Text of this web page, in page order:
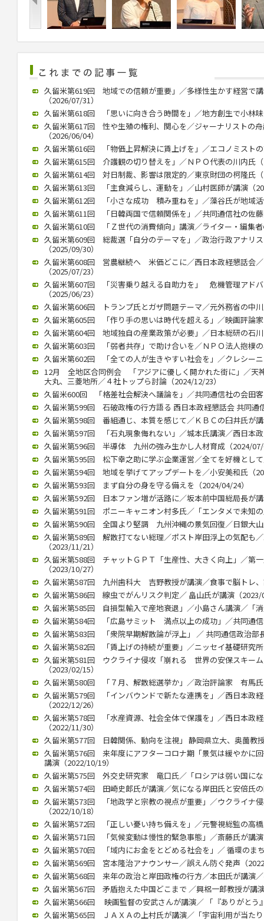
久留米第619回 地域での信頼が重要」／多様性生かす経営で
（2026/07/31）
久留米第618回 「思いに向き合う時間を」／地方創生で小林
久留米第617回 性や生殖の権利、関心を／ジャーナリストの
（2026/06/04）
久留米第616回 「物価上昇解決に賃上げを」／エコノミスト
久留米第615回 介護観の切り替えを」／ＮＰＯ代表の川内氏
久留米第614回 対日制裁、影響は限定的／東京財団の柯隆氏
久留米第613回 「主食減らし、運動を」／山村医師が講演（
久留米第612回 「小さな成功 積み重ねを」／藻谷氏が地域
久留米第611回 「日韓両国で信頼関係を」／共同通信社の佐
久留米第610回 「Ｚ世代の消費傾向」講演／ライター・編集
久留米第609回 総裁選「自分のテーマを」／政治行政アナリ
（2025/09/30）
久留米第608回 営農継続へ 米価どこに／西日本政経懇話会／
（2025/07/23）
久留米第607回 「災害乗り越える自助力を」 危機管理アド
（2025/06/23）
久留米第606回 トランプ氏とガザ問題テーマ／元外務省の中
久留米第605回 「作り手の思いは時代を超える」／映画評論
久留米第604回 地域独自の産業政策が必要」／日本総研の石
久留米第603回 「弱者共存」で助け合いを／ＮＰＯ法人抱樸
久留米第602回 「全ての人が生きやすい社会を」／クレシー
12月 全地区合同例会 「アジアに優しく開かれた街に」／天
大丸、三菱地所／４社トップら討論（2024/12/23）
久留米600回 「格差社会解決へ議論を」／共同通信社の会田
久留米第599回 石破政権の行方語る 西日本政経懇話会 共同通
久留米第598回 番組通じ、本質を感じて／ＫＢＣの臼井氏が
久留米第597回 「石丸現象侮れない」／城本氏講演／西日本
久留米第596回 半導体 九州の強み生かし人材育成（2024/
久留米第595回 松下幸之助に学ぶ企業運営／全てを好機とし
久留米第594回 地域を挙げてアップデートを／小安美和氏（
久留米第593回 まず自分の身を守る備えを（2024/04/24）
久留米第592回 日本ファン増が活路に／坂本前中国総局長が
久留米第591回 ポニーキャニオン村多氏／「エンタメで未知
久留米第590回 全国より堅調 九州沖縄の景気回復／日銀大
久留米第589回 解散打てない総理／ポスト岸田浮上の気配も
（2023/11/21）
久留米第588回 チャットＧＰＴ「生産性、大きく向上」／第
（2023/10/27）
久留米第587回 九州歯科大 吉野教授が講演／食事で脳トレ
久留米第586回 線虫でがんリスク判定／ 畠山氏が講演（2023/
久留米第585回 自損型輸入で産地衰退」／小島さん講演／「
久留米第584回 「広島サミット 満点以上の成功」／共同通
久留米第583回 「衆院早期解散論が浮上」 ／ 共同通信政治部
久留米第582回 「賃上げの持続が重要」／ニッセイ基礎研究
久留米第581回 ウクライナ侵攻「崩れる 世界の安保スキー
（2023/02/15）
久留米第580回 「７月、解散総選挙か」／政治評論家 有馬
久留米第579回 「インバウンドで新たな連携を」／西日本政
（2022/12/26）
久留米第578回 「水産資源、社会全体で保護を」／西日本政
（2022/11/30）
久留米第577回 日韓関係、動向を注視」 静岡県立大、奥薗教
久留米第576回 来年度にアフターコロナ期「景気は緩やかに
講演（2022/10/19）
久留米第575回 外交史研究家 竜口氏／「ロシアは弱い国に
久留米第574回 田崎史郎氏が講演／気になる岸田氏と安倍氏
久留米第573回 「地政学と宗教の視点が重要」／ウクライナ
（2022/10/18）
久留米第572回 「正しい憂い持ち備えを」／元警視総監の高
久留米第571回 「気候変動は慢性的緊急事態」／斎藤氏が講
久留米第570回 「域内にお金をとどめる社会を」／ 循環のま
久留米第569回 宮本隆治アナウンサー／誤えん防ぐ発声（
久留米第568回 来年の政治と岸田政権の行方／本田氏が講演
久留米第567回 矛盾抱えた中国どこまで ／興梠一郎教授が講
久留米第566回 映画監督の安武さんが講演／ 「『ありがとう
久留米第565回 ＪＡＸＡの上村氏が講演／「宇宙利用が当た